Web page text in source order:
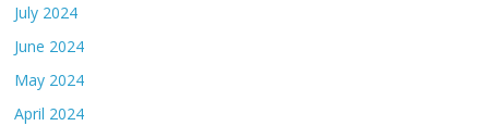
July 2024
June 2024
May 2024
April 2024